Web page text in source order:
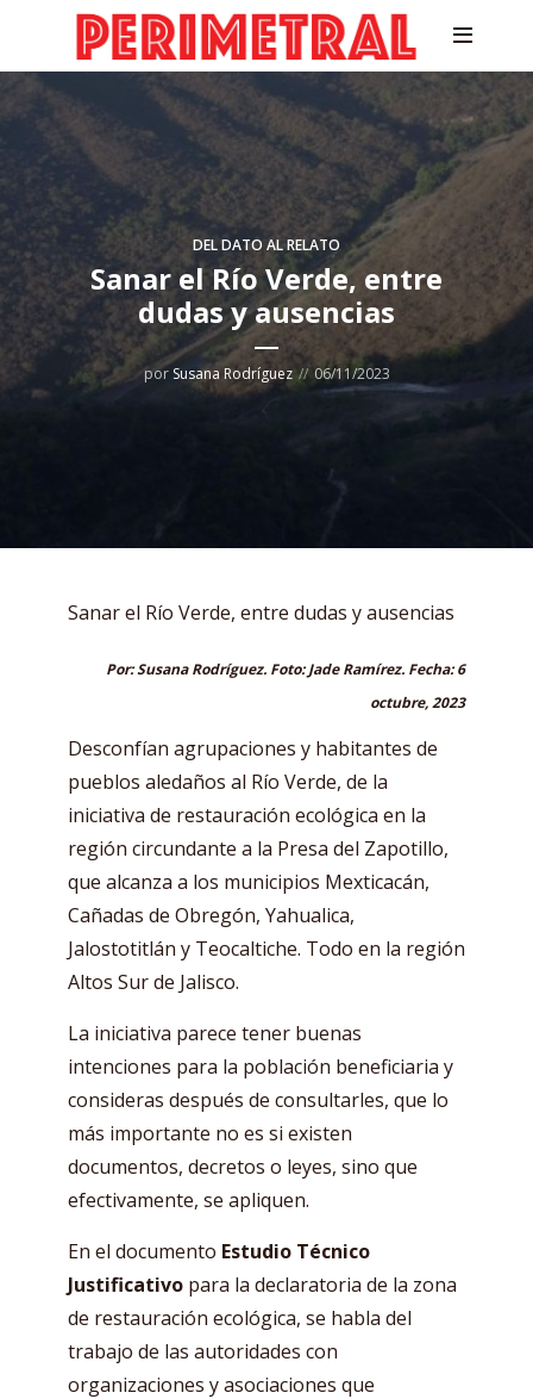
DEL DATO AL RELATO
Sanar el Río Verde, entre
dudas y ausencias
por Susana Rodríguez 06/11/2023
Sanar el Río Verde, entre dudas y ausencias
Por: Susana Rodríguez. Foto: Jade Ramírez. Fecha: 6
octubre, 2023
Desconfían agrupaciones y habitantes de
pueblos aledaños al Río Verde, de la
iniciativa de restauración ecológica en la
región circundante a la Presa del Zapotillo,
que alcanza a los municipios Mexticacán,
Cañadas de Obregón, Yahualica,
Jalostotitlán y Teocaltiche. Todo en la región
Altos Sur de Jalisco.
La iniciativa parece tener buenas
intenciones para la población beneficiaria y
consideras después de consultarles, que lo
más importante no es si existen
documentos, decretos o leyes, sino que
efectivamente, se apliquen.
En el documento Estudio Técnico
Justificativo para la declaratoria de la zona
de restauración ecológica, se habla del
trabajo de las autoridades con
organizaciones y asociaciones que